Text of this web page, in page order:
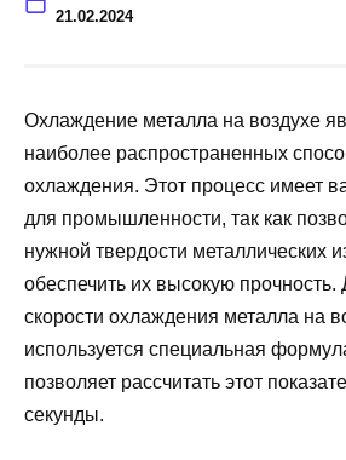
21.02.2024
Охлаждение металла на воздухе
наиболее распространенных
охлаждения. Этот процесс имеет
для промышленности, так как
нужной твердости металлических
обеспечить их высокую
скорости охлаждения металла на
используется специальная
позволяет рассчитать этот
секунды.